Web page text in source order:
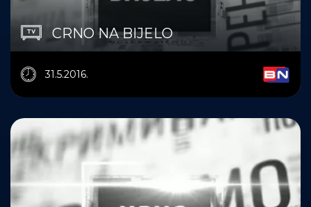
CRNO NA BIJELO
31.5.2016.